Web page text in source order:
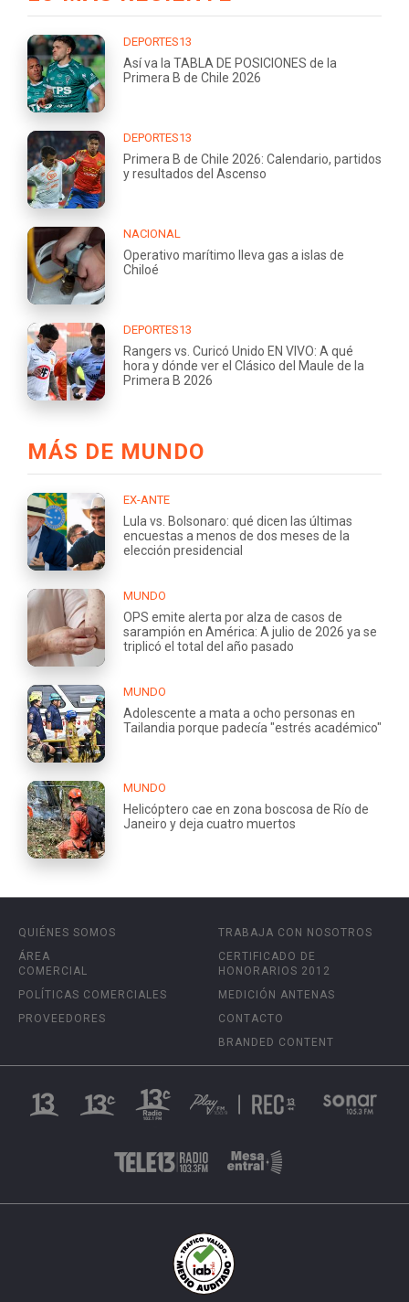
DEPORTES13
Así va la TABLA DE POSICIONES de la
Primera B de Chile 2026
DEPORTES13
Primera B de Chile 2026: Calendario, partidos
y resultados del Ascenso
NACIONAL
Operativo marítimo lleva gas a islas de
Chiloé
DEPORTES13
Rangers vs. Curicó Unido EN VIVO: A qué
hora y dónde ver el Clásico del Maule de la
Primera B 2026
MÁS DE MUNDO
EX-ANTE
Lula vs. Bolsonaro: qué dicen las últimas
encuestas a menos de dos meses de la
elección presidencial
MUNDO
OPS emite alerta por alza de casos de
sarampión en América: A julio de 2026 ya se
triplicó el total del año pasado
MUNDO
Adolescente a mata a ocho personas en
Tailandia porque padecía "estrés académico"
MUNDO
Helicóptero cae en zona boscosa de Río de
Janeiro y deja cuatro muertos
QUIÉNES SOMOS
ÁREA
COMERCIAL
POLÍTICAS COMERCIALES
PROVEEDORES
TRABAJA CON NOSOTROS
CERTIFICADO DE
HONORARIOS 2012
MEDICIÓN ANTENAS
CONTACTO
BRANDED CONTENT